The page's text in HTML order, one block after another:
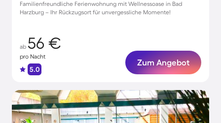
Familienfreundliche Ferienwohnung mit Wellnessoase in Bad
Harzburg – Ihr Rückzugsort für unvergessliche Momente!
ab 56 €
pro Nacht
5.0
Zum Angebot